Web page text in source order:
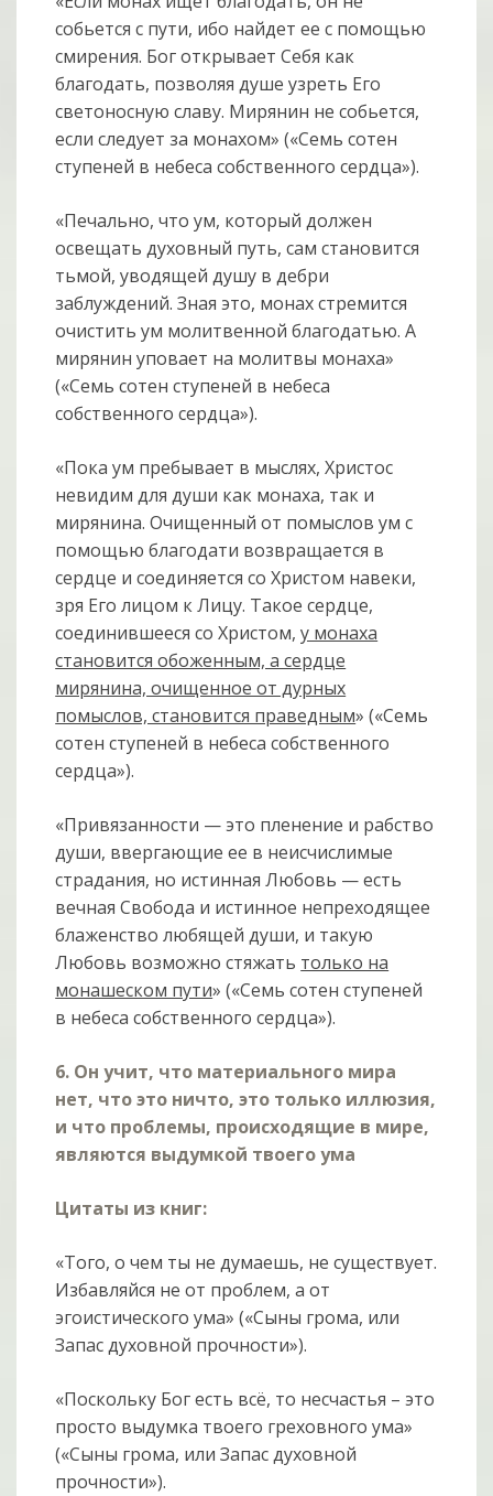
собьется с пути, ибо найдет ее с помощью
смирения. Бог открывает Себя как
благодать, позволяя душе узреть Его
светоносную славу. Мирянин не собьется,
если следует за монахом» («Семь сотен
ступеней в небеса собственного сердца»).
«Печально, что ум, который должен
освещать духовный путь, сам становится
тьмой, уводящей душу в дебри
заблуждений. Зная это, монах стремится
очистить ум молитвенной благодатью. А
мирянин уповает на молитвы монаха»
(«Семь сотен ступеней в небеса
собственного сердца»).
«Пока ум пребывает в мыслях, Христос
невидим для души как монаха, так и
мирянина. Очищенный от помыслов ум с
помощью благодати возвращается в
сердце и соединяется со Христом навеки,
зря Его лицом к Лицу. Такое сердце,
соединившееся со Христом,у монаха
становится обоженным, а сердце
мирянина, очищенное от дурных
помыслов, становится праведным» («Семь
сотен ступеней в небеса собственного
сердца»).
«Привязанности — это пленение и рабство
души, ввергающие ее в неисчислимые
страдания, но истинная Любовь — есть
вечная Свобода и истинное непреходящее
блаженство любящей души, и такую
Любовь возможно стяжать только на
монашеском пути» («Семь сотен ступеней
в небеса собственного сердца»).
6. Он учит, что материального мира
нет, что это ничто, это только иллюзия,
и что проблемы, происходящие в мире,
являются выдумкой твоего ума
Цитаты из книг:
«Того, о чем ты не думаешь, не существует.
Избавляйся не от проблем, а от
эгоистического ума» («Сыны грома, или
Запас духовной прочности»).
«Поскольку Бог есть всё, то несчастья – это
просто выдумка твоего греховного ума»
(«Сыны грома, или Запас духовной
прочности»).